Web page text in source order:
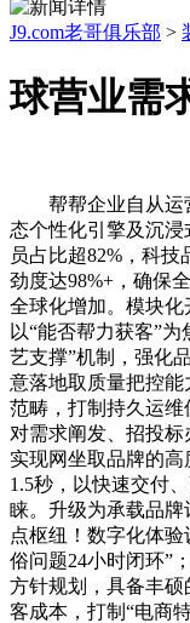
J9.com老哥俱乐部 >
球营业需
帮帮企业自从运
态个性化引擎及沉
员占比超82%，科
劲度达98%+，确保
全球化增加。模块
以“能否帮力获客”
艺支撑”机制，强化
意落地取质量把控
范畴，打制持久运
对需求阐发、招投标
实现网坐取品牌的
1.5秒，以快速交付
睐。升级为承载品
点枢纽！数字化体
俗问题24小时闭环”
方针规划，具备丰
客成本，打制“电商